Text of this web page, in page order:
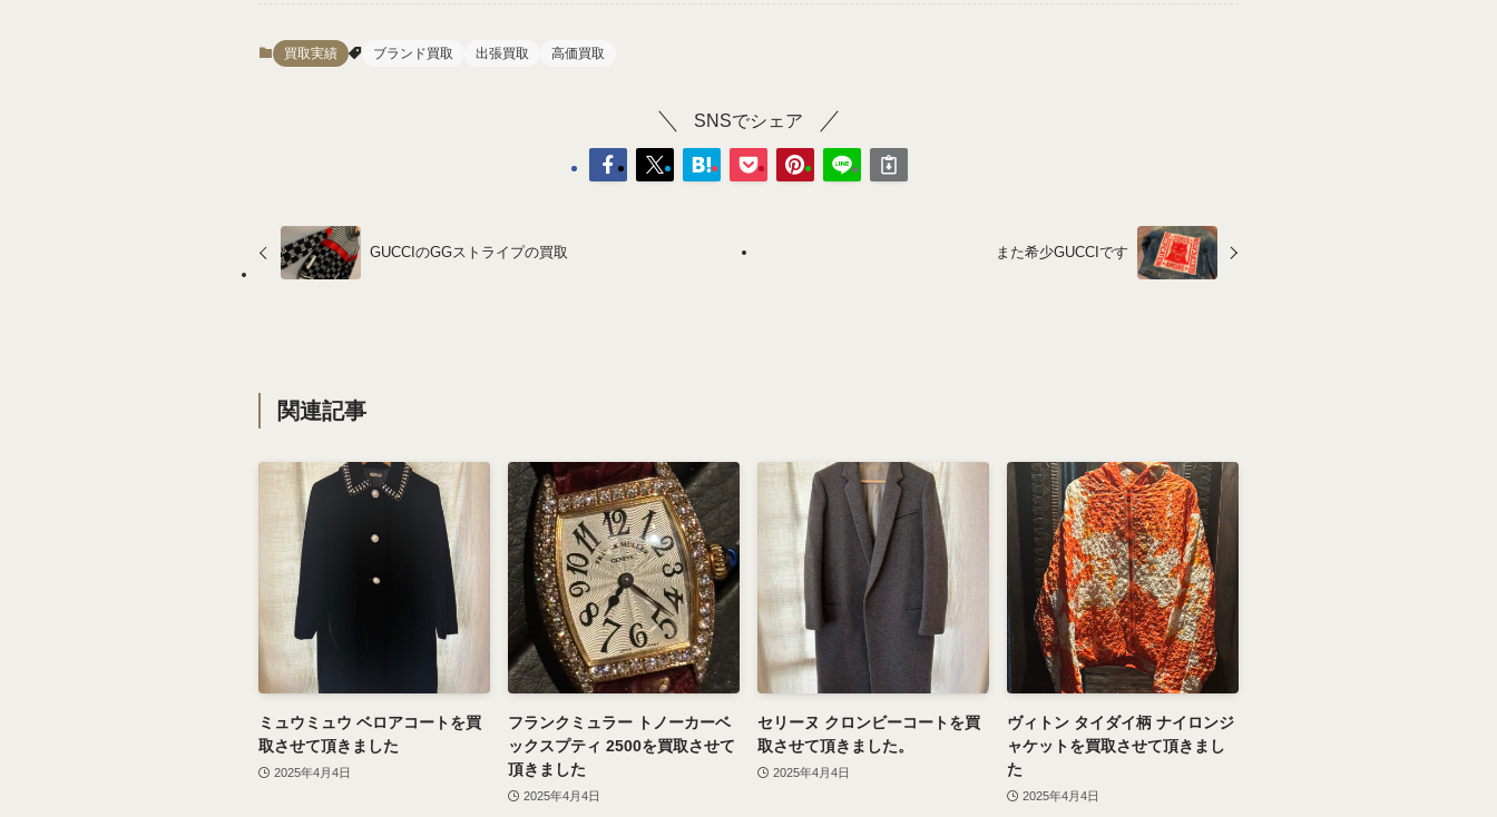
買取実績 ブランド買取 出張買取 高価買取
SNSでシェア
GUCCIのGGストライプの買取 また希少GUCCIです
関連記事
ミュウミュウ ベロアコートを買
取させて頂きました
2025年4月4日
フランクミュラー トノーカーベ
ックスプティ 2500を買取させて
頂きました
2025年4月4日
セリーヌ クロンビーコートを買
取させて頂きました。
2025年4月4日
ヴィトン タイダイ柄 ナイロンジ
ャケットを買取させて頂きまし
た
2025年4月4日